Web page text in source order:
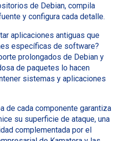
de Debian, compila
y configura cada detalle.
aplicaciones antiguas que
específicas de software?
prolongados de Debian y
de paquetes lo hacen
sistemas y aplicaciones
de cada componente garantiza
su superficie de ataque, una
complementada por el